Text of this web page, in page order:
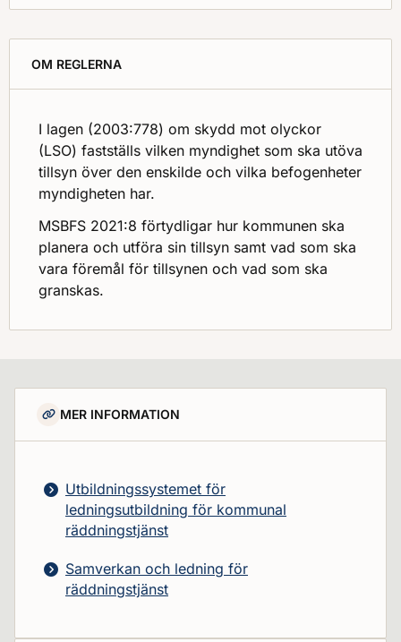
OM REGLERNA
I lagen (2003:778) om skydd mot olyckor
(LSO) fastställs vilken myndighet som ska utöva
tillsyn över den enskilde och vilka befogenheter
myndigheten har.
MSBFS 2021:8 förtydligar hur kommunen ska
planera och utföra sin tillsyn samt vad som ska
vara föremål för tillsynen och vad som ska
granskas.
MER INFORMATION
Utbildningssystemet för
ledningsutbildning för kommunal
räddningstjänst
Samverkan och ledning för
räddningstjänst